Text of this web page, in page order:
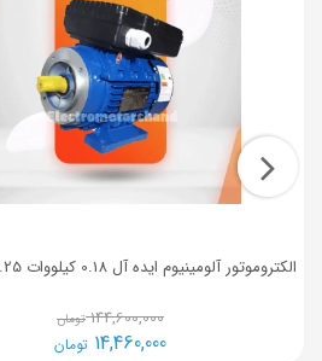
الکتروموتور آلومینیوم ایده آل 0.18 کیلووات 0.25 اسب 3فاز
144,600,000 تومان
14,460,000 تومان